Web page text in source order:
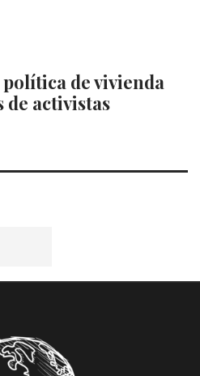
de vivienda
de activistas